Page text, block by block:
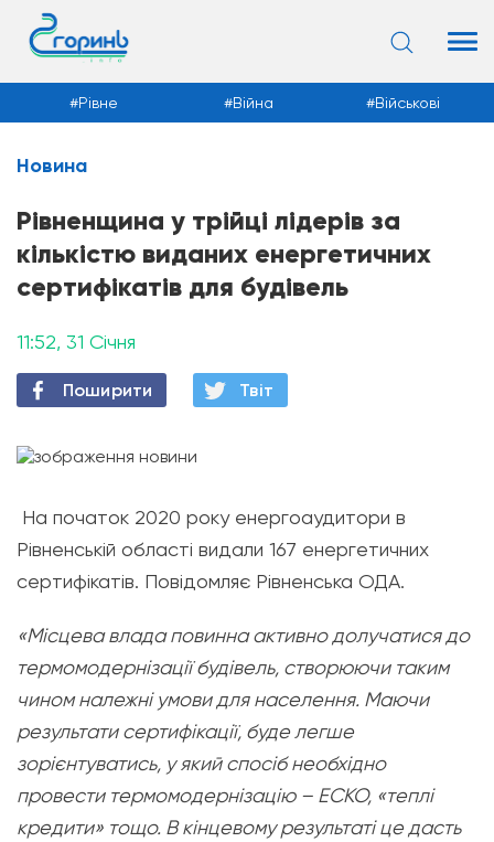
Новини
Рівне Війна Військові
Новина
Рівненщина у трійці лідерів за
кількістю виданих енергетичних
сертифікатів для будівель
11:52, 31 Січня
Поширити Твiт
На початок 2020 року енергоаудитори в
Рівненській області видали 167 енергетичних
сертифікатів. Повідомляє Рівненська ОДА.
«Місцева влада повинна активно долучатися до
термомодернізації будівель, створюючи таким
чином належні умови для населення. Маючи
результати сертифікації, буде легше
зорієнтуватись, у який спосіб необхідно
провести термомодернізацію – ЕСКО, «теплі
кредити» тощо. В кінцевому результаті це дасть